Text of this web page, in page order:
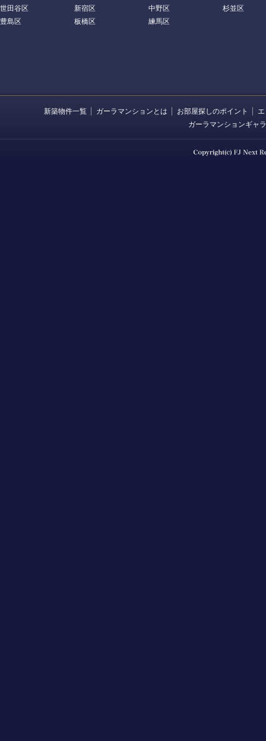
世田谷区
新宿区 中野区
杉並区
豊島区
板橋区 練馬区
新築物件一覧 ガーラマンションとは お部屋探しのポイント
ガーラマンションギャ